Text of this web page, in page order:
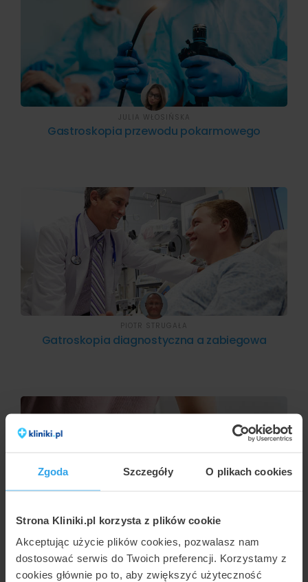
Zgoda Szczegóły O plikach cookies
Strona Kliniki.pl korzysta z plików cookie
Akceptując użycie plików cookies, pozwalasz nam
dostosować serwis do Twoich preferencji. Korzystamy z
cookies głównie po to, aby zwiększyć użyteczność
Gastroskopia przewodu pokarmowego
JULIA WŁOSIŃSKA
Gatroskopia diagnostyczna a zabiegowa
PIOTR STRUGAŁA
Gastroskopia diagnostyczna - kiedy wykonuje
się badanie?